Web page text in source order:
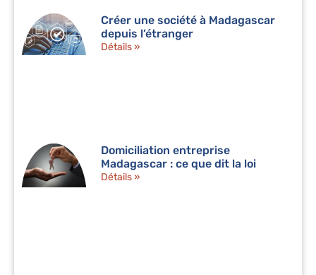
Créer une société à Madagascar
depuis l’étranger
Détails »
Domiciliation entreprise
Madagascar : ce que dit la loi
Détails »